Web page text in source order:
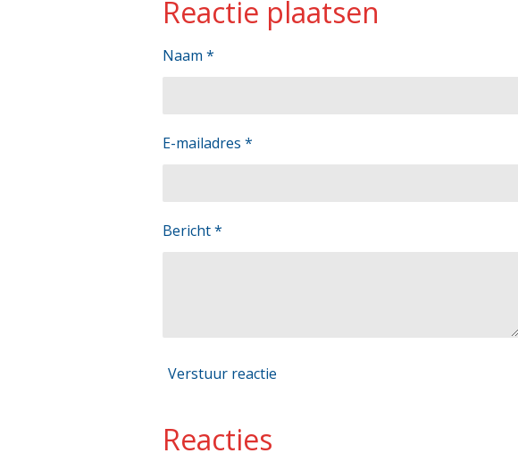
n
e
Reactie plaatsen
Naam *
E-mailadres *
Bericht *
Verstuur reactie
Reacties